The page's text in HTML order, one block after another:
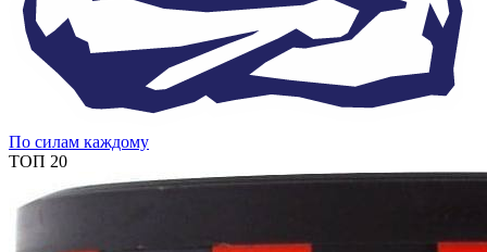
По силам каждому
ТОП 20